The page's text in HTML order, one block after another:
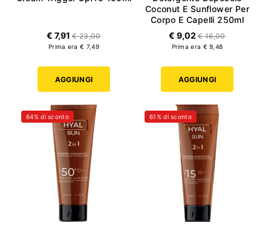
€ 7,91€ 23,00
Prima era € 7,49
AGGIUNGI
Coconut E Sunflower Per
Corpo E Capelli 250ml
€ 9,02€ 16,00
Prima era € 9,48
AGGIUNGI
64% di sconto 61% di sconto